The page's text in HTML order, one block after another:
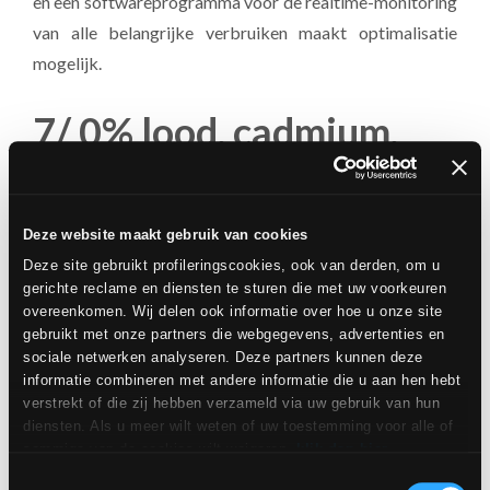
Deze website maakt gebruik van cookies
Deze site gebruikt profileringscookies, ook van derden, om u
gerichte reclame en diensten te sturen die met uw voorkeuren
overeenkomen. Wij delen ook informatie over hoe u onze site
gebruikt met onze partners die webgegevens, advertenties en
sociale netwerken analyseren. Deze partners kunnen deze
informatie combineren met andere informatie die u aan hen hebt
verstrekt of die zij hebben verzameld via uw gebruik van hun
diensten. Als u meer wilt weten of uw toestemming voor alle of
van alle belangrijke verbruiken maakt optimalisatie
mogelijk.
7/ 0% lood, cadmium,
zware metalen en
andere CMR-stoffen
Alle kankerverwekkende, mutagene of voor de
voortplanting giftige stoffen(zoals lood, cadmium of
andere zware metalen) die traditioneel bij de fabricage
van tegels worden gebruikt, zijnvollediguit de
Novoceram-productenverwijderd . Deze belangrijke
verbintenis houdt in dat er geen emissie van lood en